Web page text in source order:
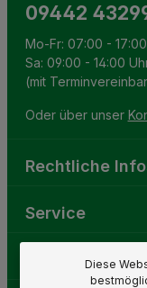
09442
Mo-Fr: 07:00 -
Sa: 09:00 - 14:00
(mit
Oder über unser
Rechtliche
Service
Gartenwelt
Diese